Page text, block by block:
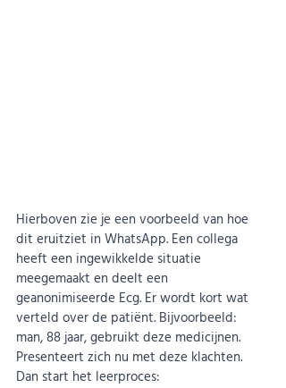
Hierboven zie je een voorbeeld van hoe
dit eruitziet in WhatsApp. Een collega
heeft een ingewikkelde situatie
meegemaakt en deelt een
geanonimiseerde Ecg. Er wordt kort wat
verteld over de patiënt. Bijvoorbeeld:
man, 88 jaar, gebruikt deze medicijnen.
Presenteert zich nu met deze klachten.
Dan start het leerproces: